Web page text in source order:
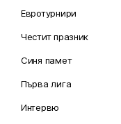
Евротурнири
Честит празник
Синя памет
Първа лига
Интервю